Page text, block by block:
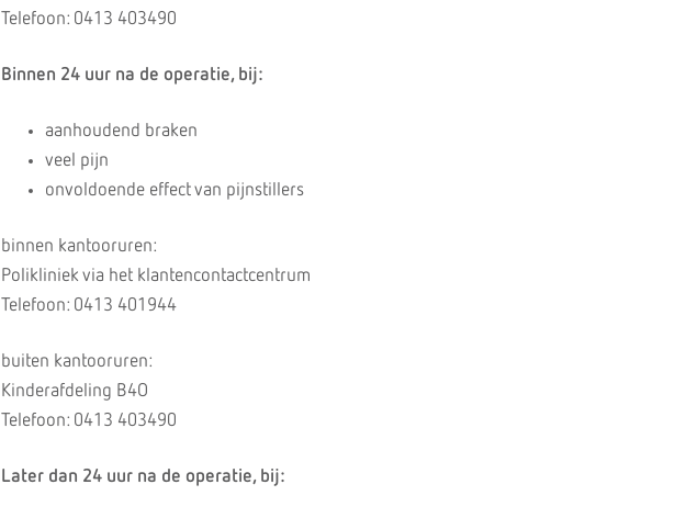
Telefoon: 0413 403490
Binnen 24 uur na de operatie, bij:
aanhoudend braken
veel pijn
onvoldoende effect van pijnstillers
binnen kantooruren:
Polikliniek via het klantencontactcentrum
Telefoon: 0413 401944
buiten kantooruren:
Kinderafdeling B4O
Telefoon: 0413 403490
Later dan 24 uur na de operatie, bij: